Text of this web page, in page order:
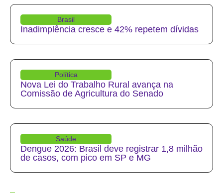
Brasil
Inadimplência cresce e 42% repetem dívidas
Política
Nova Lei do Trabalho Rural avança na
Comissão de Agricultura do Senado
Saúde
Dengue 2026: Brasil deve registrar 1,8 milhão
de casos, com pico em SP e MG